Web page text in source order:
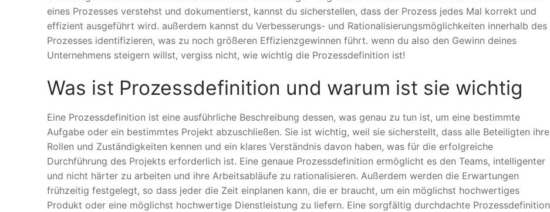
eines Prozesses verstehst und dokumentierst, kannst du sicherstellen, dass der Prozess jedes Mal korrekt und
effizient ausgeführt wird. außerdem kannst du Verbesserungs- und Rationalisierungsmöglichkeiten innerhalb des
Prozesses identifizieren, was zu noch größeren Effizienzgewinnen führt. wenn du also den Gewinn deines
Unternehmens steigern willst, vergiss nicht, wie wichtig die Prozessdefinition ist!
Was ist Prozessdefinition und warum ist sie wichtig
Eine Prozessdefinition ist eine ausführliche Beschreibung dessen, was genau zu tun ist, um eine bestimmte
Aufgabe oder ein bestimmtes Projekt abzuschließen. Sie ist wichtig, weil sie sicherstellt, dass alle Beteiligten ihre
Rollen und Zuständigkeiten kennen und ein klares Verständnis davon haben, was für die erfolgreiche
Durchführung des Projekts erforderlich ist. Eine genaue Prozessdefinition ermöglicht es den Teams, intelligenter
und nicht härter zu arbeiten und ihre Arbeitsabläufe zu rationalisieren. Außerdem werden die Erwartungen
frühzeitig festgelegt, so dass jeder die Zeit einplanen kann, die er braucht, um ein möglichst hochwertiges
Produkt oder eine möglichst hochwertige Dienstleistung zu liefern. Eine sorgfältig durchdachte Prozessdefinition